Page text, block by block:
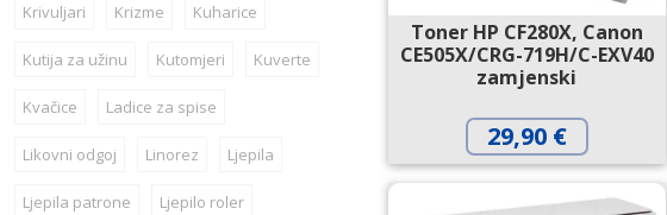
Toner HP CF280X, Canon
CE505X/CRG-719H/C-EXV40
zamjenski
29,90 €
Krivuljari Krizme Kuharice
Kutija za užinu Kutomjeri Kuverte
Kvačice Ladice za spise
Likovni odgoj Linorez Ljepila
Ljepila patrone Ljepilo roler